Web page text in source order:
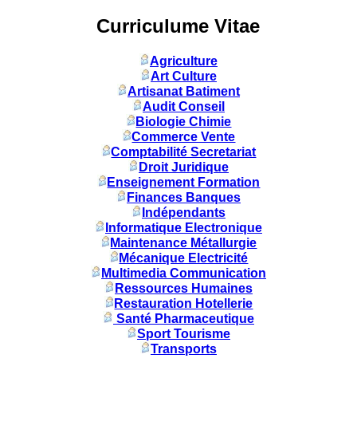
Curriculume Vitae
Agriculture
Art Culture
Artisanat Batiment
Audit Conseil
Biologie Chimie
Commerce Vente
Comptabilité Secretariat
Droit Juridique
Enseignement Formation
Finances Banques
Indépendants
Informatique Electronique
Maintenance Métallurgie
Mécanique Electricité
Multimedia Communication
Ressources Humaines
Restauration Hotellerie
Santé Pharmaceutique
Sport Tourisme
Transports